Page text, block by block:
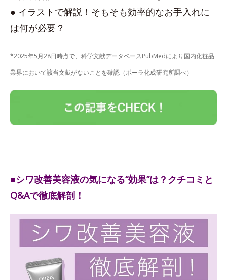
● イラストで解説！そもそも効率的なお手入れに
は何が必要？
*2025年5月28日時点で、科学文献データベースPubMedにより国内化粧品
業界において該当文献がないことを確認（ポーラ化成研究所調べ）
■シワ改善美容液の気になる“効果”は？クチコミと
Q&Aで徹底解剖！